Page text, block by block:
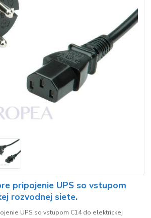
pripojenie UPS so vstupom
rozvodnej siete.
UPS so vstupom C14 do elektrickej